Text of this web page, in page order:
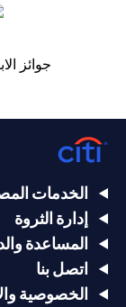
جوائز
الخدمات
إدارة الثروة
المساعدة
اتصل بنا
الخصوصية